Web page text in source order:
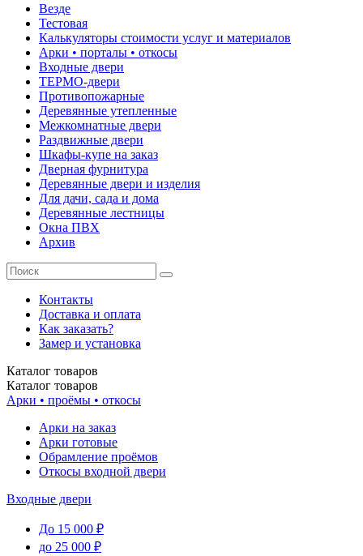
Везде
Тестовая
Калькуляторы стоимости услуг и материалов
Арки • порталы • откосы
Входные двери
ТЕРМО-двери
Противопожарные
Деревянные утепленные
Межкомнатные двери
Раздвижные двери
Шкафы-купе на заказ
Дверная фурнитура
Деревянные двери и изделия
Для дачи, сада и дома
Деревянные лестницы
Окна ПВХ
Архив
Контакты
Доставка и оплата
Как заказать?
Замер и установка
Каталог товаров
Каталог товаров
Арки • проёмы • откосы
Арки на заказ
Арки готовые
Обрамление проёмов
Откосы входной двери
Входные двери
До 15 000 ₽
до 25 000 ₽